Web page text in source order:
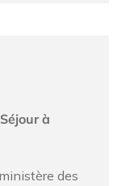
à
des